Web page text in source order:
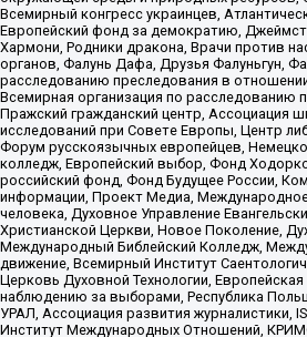
Всемирный конгресс украинцев,
Европейский фонд за демократию,
Хармони, Родники дракона, Врачи против
органов, Фалунь Дафа, Друзья Фалуньгун,
расследованию преследования в
Всемирная организация по расследованию
Пражский гражданский центр, Ассоциация
исследований при Совете Европы, Центр
Форум русскоязычных европейцев,
колледж, Европейский выбор, Фонд
российский фонд, Фонд Будущее России,
информации, Проект Медиа,
человека, Духовное Управление
Христианской Церкви, Новое Поколение,
Международный Библейский Колледж,
движение, Всемирный Институт
Церковь Духовной Технологии, Европейская
наблюдению за выборами, Республика
УРАЛ, Ассоциация развития журналистики,
Институт Международных Отношений,